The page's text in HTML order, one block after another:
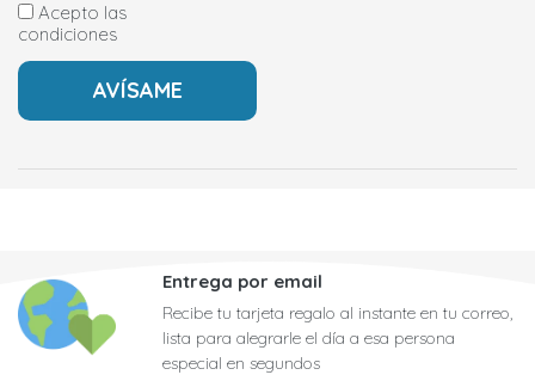
Acepto las
condiciones
Entrega por email
Recibe tu tarjeta regalo al instante en tu correo,
lista para alegrarle el día a esa persona
especial en segundos